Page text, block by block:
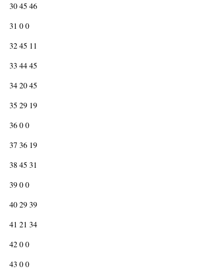
30 45 46
31 0 0
32 45 11
33 44 45
34 20 45
35 29 19
36 0 0
37 36 19
38 45 31
39 0 0
40 29 39
41 21 34
42 0 0
43 0 0